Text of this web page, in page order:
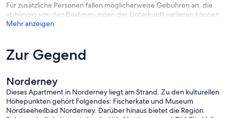
adultsCount=2&arrival=2023-04-16&departure=2023-04-23
Dort sehen Sie auch Bewertungen ehemaliger Urlauber:innen
Für zusätzliche Personen fallen möglicherweise Gebühren an, die
abhängig von den Bestimmungen der Unterkunft variieren können.
Mehr anzeigen
Zur Gegend
Norderney
Dieses Apartment in Norderney liegt am Strand. Zu den kulturellen
Höhepunkten gehört Folgendes: Fischerkate und Museum
Nordseeheilbad Norderney. Darüber hinaus bietet die Region